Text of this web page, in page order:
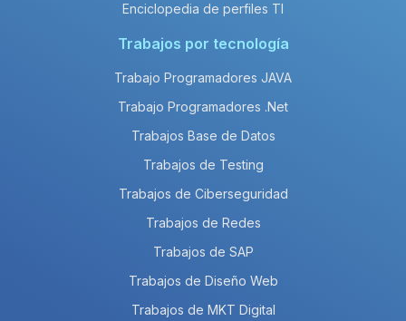
Enciclopedia de perfiles TI
Trabajos por tecnología
Trabajo Programadores JAVA
Trabajo Programadores .Net
Trabajos Base de Datos
Trabajos de Testing
Trabajos de Ciberseguridad
Trabajos de Redes
Trabajos de SAP
Trabajos de Diseño Web
Trabajos de MKT Digital